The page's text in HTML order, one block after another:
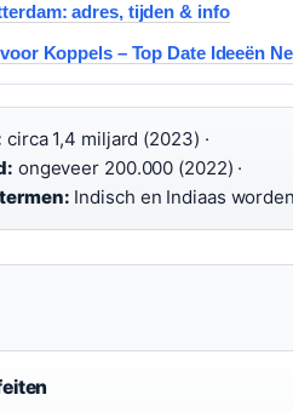
adres, tijden & info
Koppels – Top Date Ideeën
circa 1,4 miljard (2023) ·
ongeveer 200.000 (2022) ·
Indisch en Indiaas